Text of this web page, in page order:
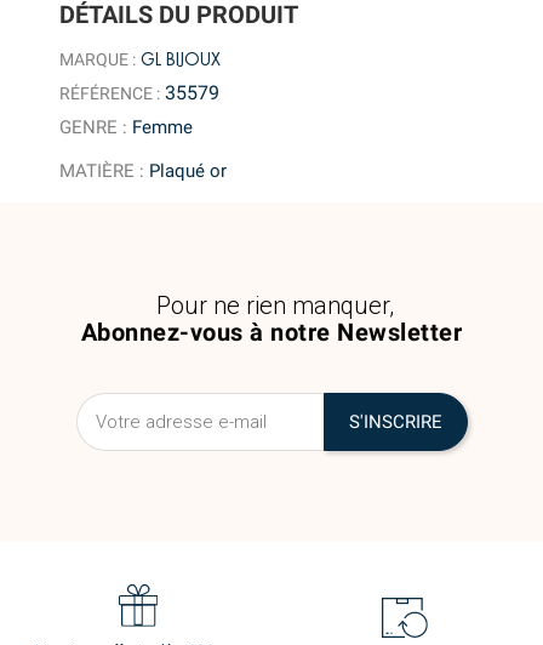
DÉTAILS DU PRODUIT
MARQUE : GL BIJOUX
RÉFÉRENCE : 35579
GENRE : Femme
MATIÈRE : Plaqué or
Abonnez-vous à notre Newsletter
Pour ne rien manquer,